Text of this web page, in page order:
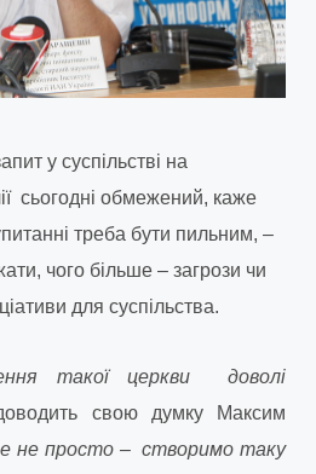
у суспільстві на
сьогодні обмежений, каже
питанні треба бути пильним, –
чого більше – загрози чи
для суспільства.
такої церкви доволі
свою думку Максим
не просто – створимо таку